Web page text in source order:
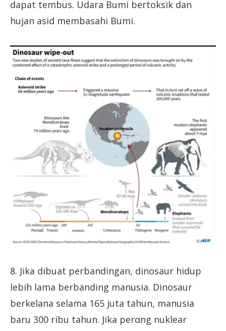
dapat tembus. Udara Bumi bertoksik dan
hujan asid membasahi Bumi.
8. Jika dibuat perbandingan, dinosaur hidup
lebih lama berbanding manusia. Dinosaur
berkelana selama 165 juta tahun, manusia
baru 300 ribu tahun. Jika perαng nuklear